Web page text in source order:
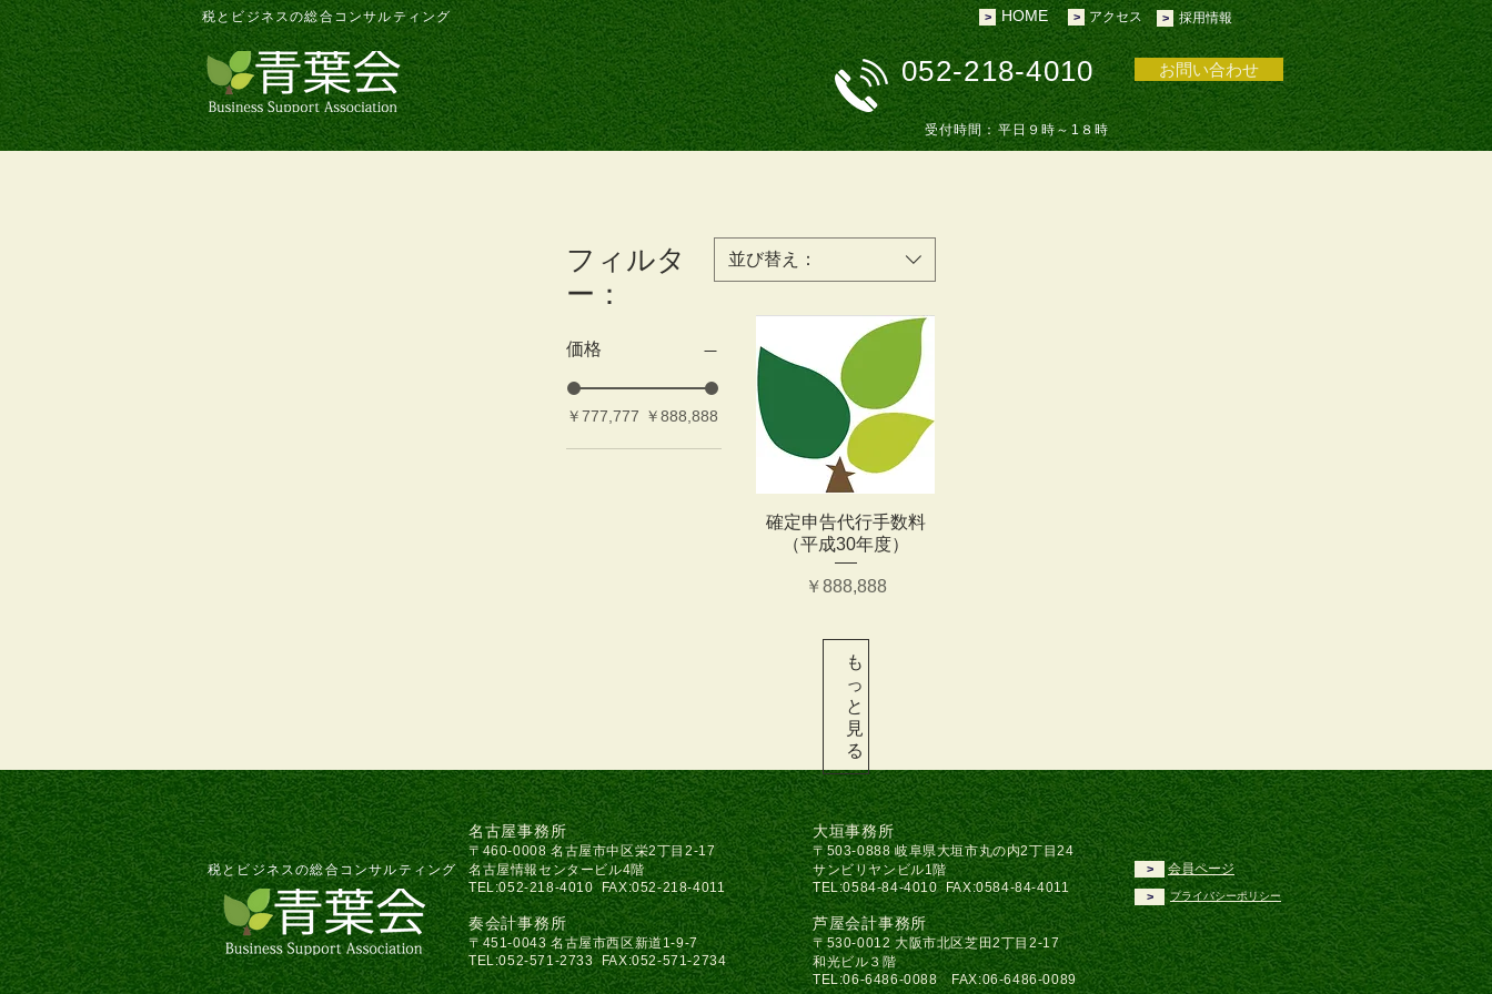
税とビジネスの総合コンサルティング > HOME > ​アクセス > 採用情報
052-218-4010 お問い合わせ
受付時間：平日９時～1８時
フィルタ
ー：
価格
￥777,777 ￥888,888
並び替え：
クイックビュー
確定申告代行手数料
（平成30年度）
価格
￥888,888
も
っ
と
見
る
税とビジネスの総合コンサルティング
名古屋事務所
〒460-0008名古屋市中区栄2丁目2-17
名古屋情報センタービル4階
TEL:052-218-4010 FAX:052-218-4011
奏会計事務所
〒451-0043 名古屋市西区新道1-9-7
TEL:052-571-2733 FAX:052-571-2734
大垣事務所
〒503-0888岐阜県大垣市丸の内2丁目24
​サンビリヤンビル1階
TEL:0584-84-4010 FAX:0584-84-4011
> 会員ページ
> プライバシーポリシー
芦屋会計事務所
〒530-0012 大阪市北区芝田2丁目2-17
和光ビル３階
TEL:06-6486-0088 FAX:06-6486-0089